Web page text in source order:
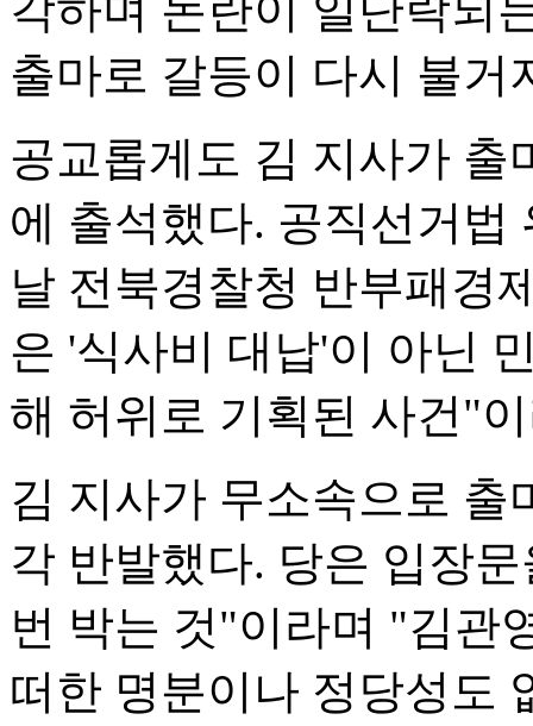
출마로 갈등이 다시 불거
공교롭게도 김 지사가 출
에 출석했다. 공직선거법
날 전북경찰청 반부패경
은 '식사비 대납'이 아닌
해 허위로 기획된 사건"
김 지사가 무소속으로 출
각 반발했다. 당은 입장
번 박는 것"이라며 "김관
떠한 명분이나 정당성도